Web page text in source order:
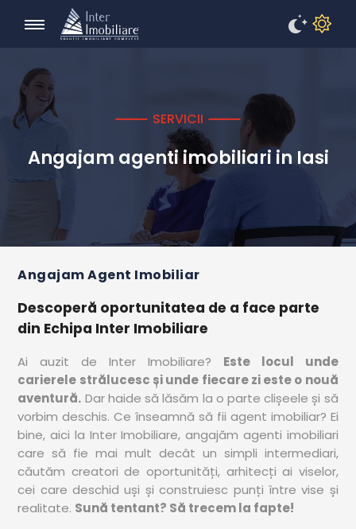
SERVICII
Angajam agenti imobiliari in Iasi
Angajam Agent Imobiliar
Descoperă oportunitatea de a face parte
din Echipa Inter Imobiliare
Ai auzit de Inter Imobiliare? Este locul unde
carierele strălucesc și unde fiecare zi este o nouă
aventură. Dar haide să lăsăm la o parte clișeele și să
vorbim deschis. Ce înseamnă să fii agent imobiliar? Ei
bine, aici la Inter Imobiliare, angajăm agenti imobiliari
care să fie mai mult decât un simpli intermediari,
căutăm creatori de oportunități, arhitecți ai viselor,
cei care deschid uși și construiesc punți între vise și
realitate. Sună tentant? Să trecem la fapte!